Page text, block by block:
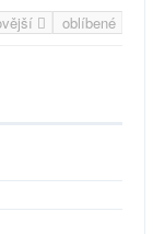
oblíbené